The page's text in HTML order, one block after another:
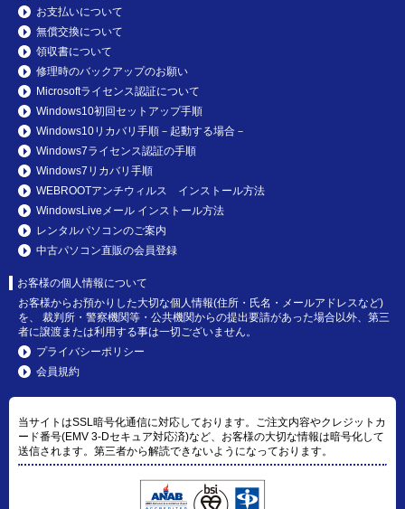
お支払いについて
無償交換について
領収書について
修理時のバックアップのお願い
Microsoftライセンス認証について
Windows10初回セットアップ手順
Windows10リカバリ手順－起動する場合－
Windows7ライセンス認証の手順
Windows7リカバリ手順
WEBROOTアンチウィルス インストール方法
WindowsLiveメール インストール方法
レンタルパソコンのご案内
中古パソコン直販の会員登録
お客様の個人情報について
お客様からお預かりした大切な個人情報(住所・氏名・メールアドレスなど)
を、 裁判所・警察機関等・公共機関からの提出要請があった場合以外、第三
者に譲渡または利用する事は一切ございません。
プライバシーポリシー
会員規約
当サイトはSSL暗号化通信に対応しております。ご注文内容やクレジットカ
ード番号(EMV 3-Dセキュア対応済)など、お客様の大切な情報は暗号化して
送信されます。第三者から解読できないようになっております。